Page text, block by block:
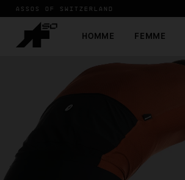
ASSOS OF SWITZERLAND
HOMME FEMME